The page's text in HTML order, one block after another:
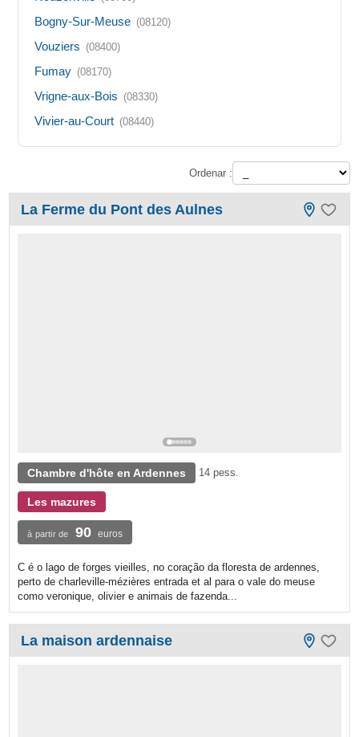
Bogny-Sur-Meuse (08120)
Vouziers (08400)
Fumay (08170)
Vrigne-aux-Bois (08330)
Vivier-au-Court (08440)
Ordenar :
La Ferme du Pont des Aulnes
Chambre d'hôte en Ardennes 14 pess.
Les mazures
à partir de 90 euros
C é o lago de forges vieilles, no coração da floresta de ardennes,
perto de charleville-mézières entrada et al para o vale do meuse
como veronique, olivier e animais de fazenda...
La maison ardennaise